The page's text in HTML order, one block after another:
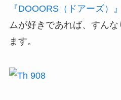
『DOOORS（ドアーズ）』
ムが好きであれば、すん
ます。